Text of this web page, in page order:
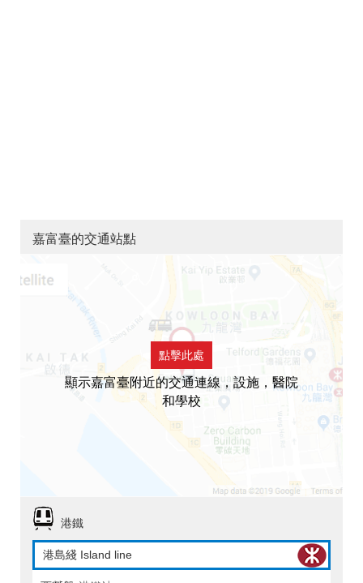
嘉富臺的交通站點
點擊此處
顯示嘉富臺附近的交通連線，設施，醫院
和學校
港鐵
港島綫 Island line